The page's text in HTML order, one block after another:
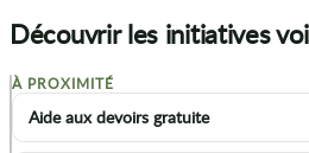
Découvrir les initiatives
+
−
À PROXIMITÉ
Aide aux devoirs gratuite